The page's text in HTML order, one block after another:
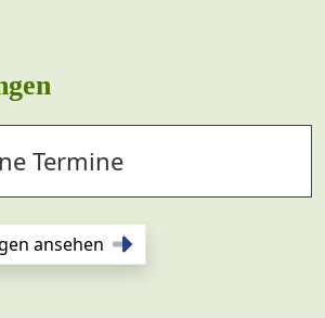
Termine
ansehen